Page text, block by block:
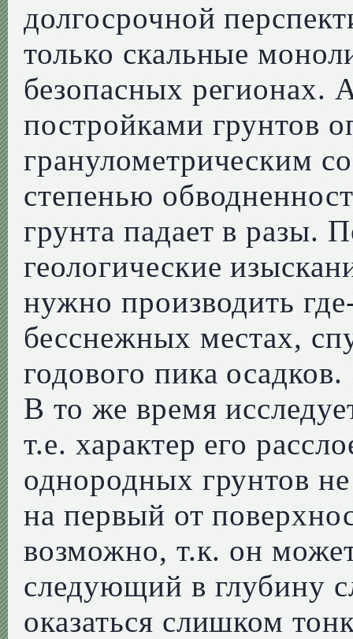
долгосрочной
только скальные
безопасных регионах.
постройками грунтов
гранулометрическим
степенью
грунта падает в разы.
геологические
нужно производить
бесснежных местах,
годового пика осадков.
В то же время
т.е. характер его
однородных грунтов
на первый от
возможно, т.к. он
следующий в глубину
оказаться слишком